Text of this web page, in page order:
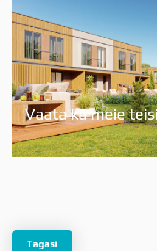
Vaata ka meie
Tagasi